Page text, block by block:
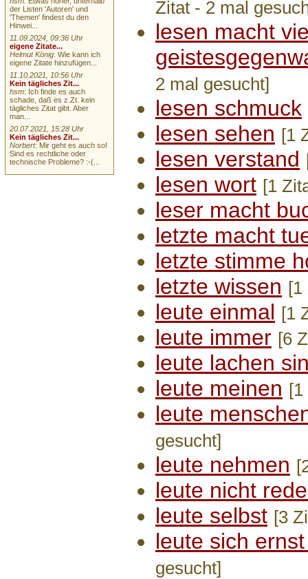
Zitat - 2 mal
lesen macht
2 mal gesucht]
lesen schmuck
lesen sehen [1
lesen verstand
lesen wort [1
leser macht
letzte macht
letzte stimme
letzte wissen
leute einmal [1
leute immer [6
leute lachen
leute meinen
leute
gesucht]
leute nehmen
leute nicht
leute selbst [3
leute sich
gesucht]
der Listen 'Autoren' und
'Themen' findest du den
Hinwei...
11.09.2024, 09:36 Uhr
eigene Zitate...
Helmut König: Wie kann ich
eigene Zitate hinzufügen...
11.10.2021, 10:56 Uhr
Kein tägliches Zit...
hsm: Ich finde es auch
schade, daß es z.Zt. kein
tägliches Zitat gibt. Aber
man...
20.07.2021, 15:28 Uhr
Kein tägliches Zit...
Norbert: Mir geht es auch so!
Sind es rechtliche oder
technische Probleme? :-(...